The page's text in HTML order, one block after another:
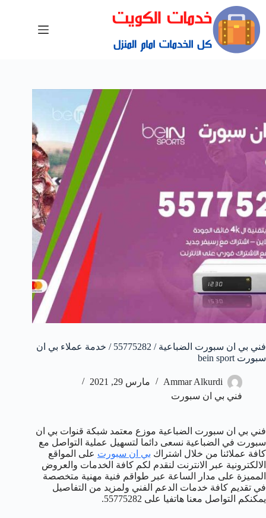
فني بي ان سبورت الضباعية / 55775282 / خدمة عملاء بي ان
سبورت bein sport
Ammar Alkurdi
مارس 29, 2021
فني بي ان سبورت
فني بي ان سبورت الضباعية موزع معتمد شبكة قنوات بي ان
سبورت في الضباعية نسعى دائما لتسهيل عملية التواصل مع
كافة عملائنا من خلال اشتراك بي ان سبورت على المواقع
الالكترونية عبر الانترنت لنقدم لكم كافة الخدمات والعروض
المميزة على مدار الساعة عبر طواقم فنية مهنية متخصصة
في تقديم كافة خدمات الدعم الفني ولمزيد من التفاصيل
يمكنكم التواصل معنا هاتفيا على 55775282.